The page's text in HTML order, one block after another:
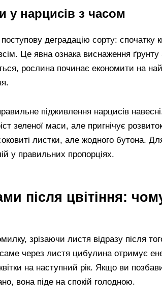
у нарцисів з часом
деградацію сорту: спочатку
Це явна ознака виснаження
рослина починає економити на
підживлення нарцисів
зеленої маси, але пригнічує розвиток
листки, але жодного бутона. Для
у правильних пропорціях.
після цвітіння:
зрізаючи листя відразу після
через листя цибулина отримує
на наступний рік. Якщо ви
вона піде на спокій голодною.